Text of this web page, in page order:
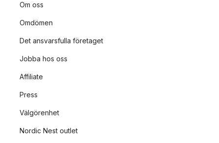
Om oss
Omdömen
Det ansvarsfulla företaget
Jobba hos oss
Affiliate
Press
Välgörenhet
Nordic Nest outlet